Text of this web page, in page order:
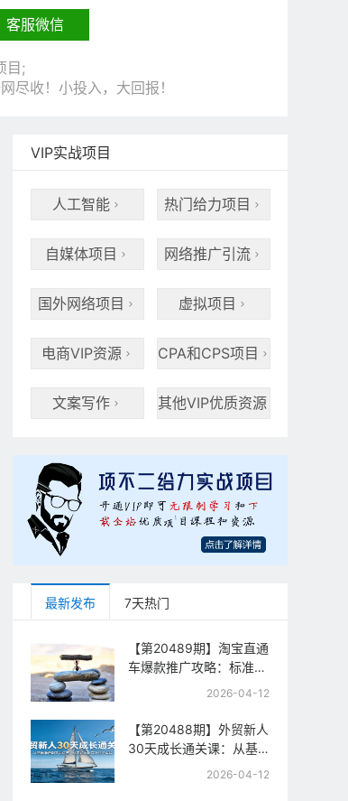
客服微信
目;
尽收！小投入，大回报！
VIP实战项目
人工智能  热门给力项目 
自媒体项目  网络推广引流 
国外网络项目  虚拟项目 
电商VIP资源  CPA和CPS项目 
文案写作  其他VIP优质资源
最新发布 7天热门
【第20489期】淘宝直通
车爆款推广攻略：标准计
划+人群打法+全站推
与流量
2026-04-12
【第20488期】外贸新人
30天成长通关课：从基
础准备到平台运营，从零
2026-04-12